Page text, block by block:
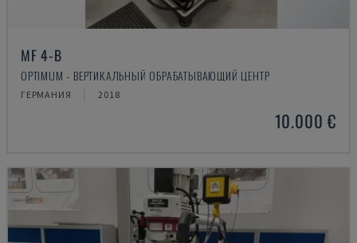
MF 4-B
OPTIMUM - ВЕРТИКАЛЬНЫЙ ОБРАБАТЫВАЮЩИЙ ЦЕНТР
ГЕРМАНИЯ 2018
10.000 €